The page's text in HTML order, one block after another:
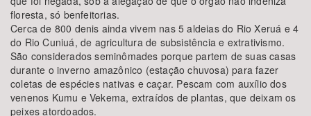
floresta, só benfeitorias.
Cerca de 800 denis ainda vivem nas 5 aldeias do Rio Xeruá e 4
do Rio Cuniuá, de agricultura de subsistência e extrativismo.
São considerados seminômades porque partem de suas casas
durante o inverno amazônico (estação chuvosa) para fazer
coletas de espécies nativas e caçar. Pescam com auxílio dos
venenos Kumu e Vekema, extraídos de plantas, que deixam os
peixes atordoados.